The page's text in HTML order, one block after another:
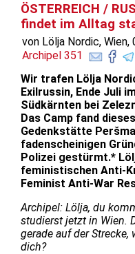
ÖSTERREICH /
findet im Alltag
von Lölja Nordic,
Archipel 351
Wir trafen Lölja
Exilrussin, Ende Juli
Südkärnten bei
Das Camp fand
Gedenkstätte
fadenscheinigen
Polizei gestürmt.*
feministischen Anti-
Feminist Anti-War
Archipel: Lölja, du
studierst jetzt in Wien.
gerade auf der
dich?